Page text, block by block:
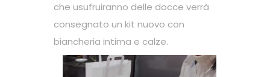
che usufruiranno delle docce verrà
consegnato un kit nuovo con
biancheria intima e calze.